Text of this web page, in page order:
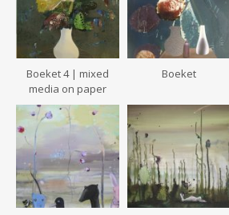
Boeket 4 | mixed
media on paper
Boeket